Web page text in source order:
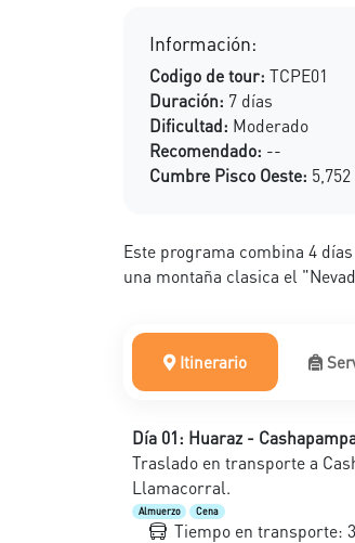
Información:
Codigo de tour: TCPE01
Duración: 7 días
Dificultad: Moderado
Recomendado: --
Cumbre Pisco Oeste:
Este programa combina 4
una montaña clasica el
Itinerario
Día 01: Huaraz -
Traslado en transporte a
Llamacorral.
Almuerzo Cena
Tiempo en transporte: